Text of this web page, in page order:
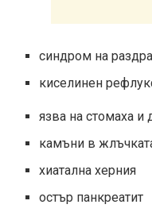
синдром на
киселинен
язва на стомаха и
камъни в
хиатална херния
остър панкреатит